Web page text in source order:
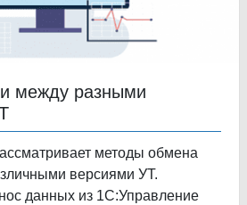
между разными
методы обмена
версиями УТ.
данных из 1С:Управление